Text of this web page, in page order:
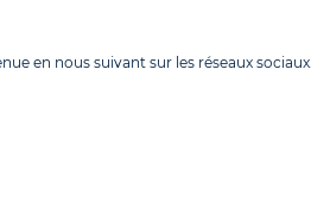
en nous suivant sur les réseaux sociaux.